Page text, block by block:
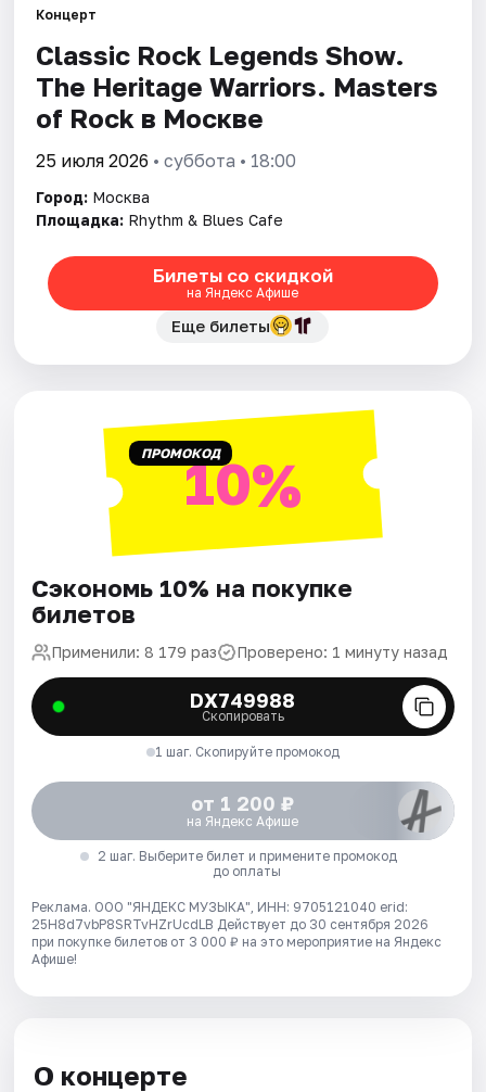
Города
Площадки
Артисты
Рейтинги
Концерт
Classic Rock Legends Show.
The Heritage Warriors. Masters
of Rock в Москве
25 июля 2026 • суббота • 18:00
Город: Москва
Площадка: Rhythm & Blues Cafe
Билеты со скидкой
на Яндекс Афише
Еще билеты
ПРОМОКОД10%
Сэкономь 10% на покупке
билетов
Применили: 8 179 раз Проверено: 1 минуту назад
DX749988
Скопировать
1 шаг. Скопируйте промокод
от 1 200 ₽
на Яндекс Афише
2 шаг. Выберите билет и примените промокод
до оплаты
Реклама. ООО "ЯНДЕКС МУЗЫКА", ИНН: 9705121040 erid:
25H8d7vbP8SRTvHZrUcdLB Действует до 30 сентября 2026
при покупке билетов от 3 000 ₽ на это мероприятие на Яндекс
Афише!
О концерте